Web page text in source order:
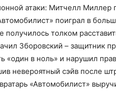
атаки: Митчелл Миллер
поиграл в
получилось толком
Зборовский – защитник
«один в ноль» и нарушил
невероятный сэйв после
«Автомобилист»